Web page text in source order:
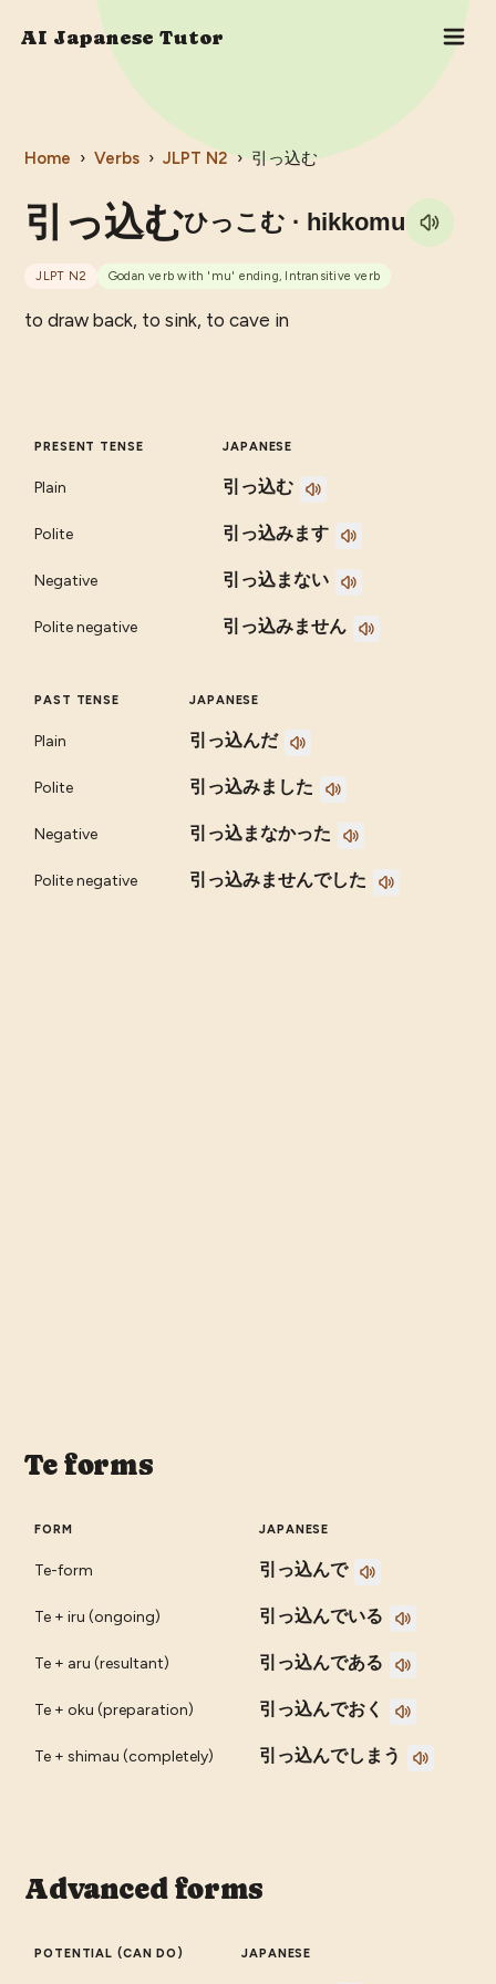
AI Japanese Tutor
Home › Verbs › JLPT N2 › 引っ込む
引っ込むひっこむ · hikkomu
JLPT N2 Godan verb with 'mu' ending, Intransitive verb
to draw back, to sink, to cave in
PRESENT TENSE JAPANESE
Plain 引っ込む
Polite 引っ込みます
Negative 引っ込まない
Polite negative 引っ込みません
PAST TENSE JAPANESE
Plain 引っ込んだ
Polite 引っ込みました
Negative 引っ込まなかった
Polite negative 引っ込みませんでした
Te forms
FORM JAPANESE
Te-form 引っ込んで
Te + iru (ongoing) 引っ込んでいる
Te + aru (resultant) 引っ込んである
Te + oku (preparation) 引っ込んでおく
Te + shimau (completely) 引っ込んでしまう
Advanced forms
POTENTIAL (CAN DO) JAPANESE